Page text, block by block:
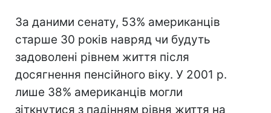
За даними сенату, 53% американців
старше 30 років навряд чи будуть
задоволені рівнем життя після
досягнення пенсійного віку. У 2001 р.
лише 38% американців могли
зіткнутися з падінням рівня життя на